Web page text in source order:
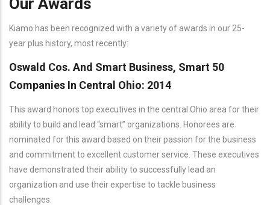
Our Awards
Kiamo has been recognized with a variety of awards in our 25-
year plus history, most recently:
Oswald Cos. And Smart Business, Smart 50
Companies In Central Ohio: 2014
This award honors top executives in the central Ohio area for their
ability to build and lead “smart” organizations. Honorees are
nominated for this award based on their passion for the business
and commitment to excellent customer service. These executives
have demonstrated their ability to successfully lead an
organization and use their expertise to tackle business
challenges.